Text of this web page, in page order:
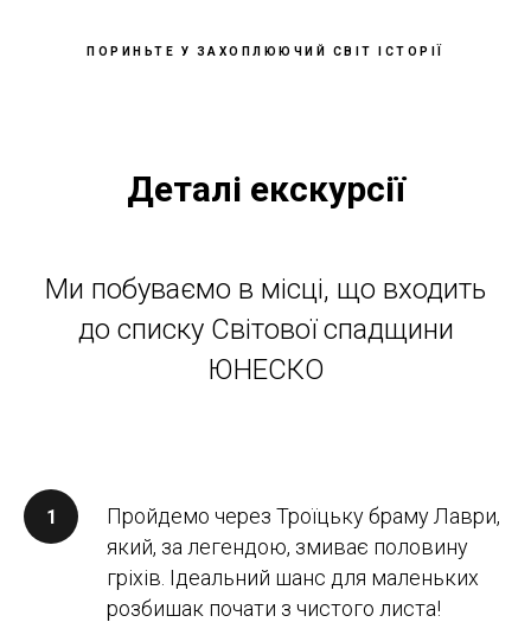
ПОРИНЬТЕ У ЗАХОПЛЮЮЧИЙ СВІТ ІСТОРІЇ
Деталі екскурсії
Ми побуваємо в місці, що входить
до списку Світової спадщини
ЮНЕСКО
Пройдемо через Троїцьку браму Лаври,
який, за легендою, змиває половину
гріхів. Ідеальний шанс для маленьких
розбишак почати з чистого листа!